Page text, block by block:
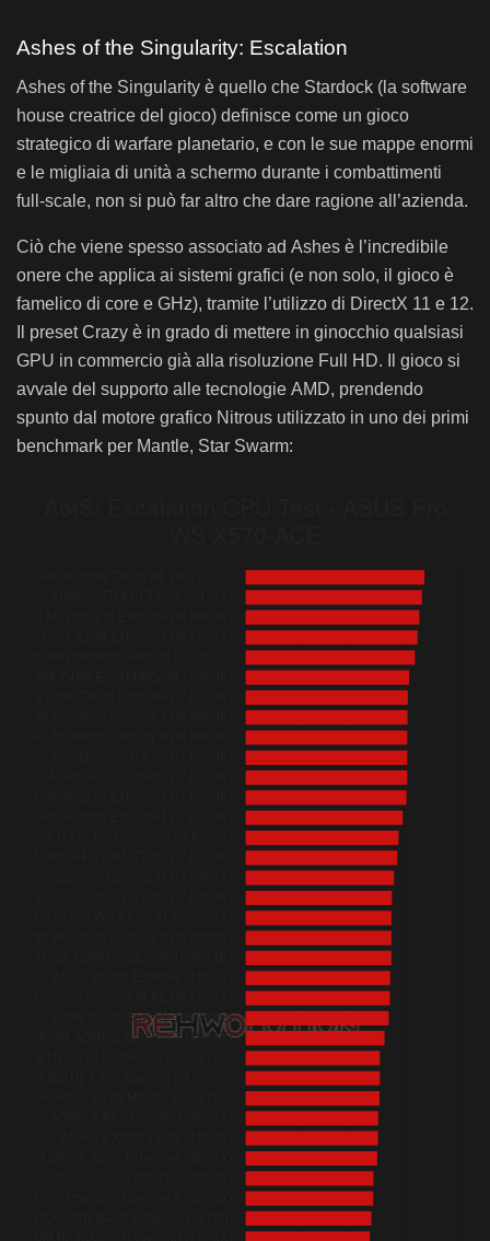
ASRock Fatal1ty X99 Professional Gaming i7 (i7 5960X)
ASRock Fatal1ty AB350 Gaming K4 (1600)
ASRock Fatal1ty AB350 Gaming K4 (1400)
ASRock X299 Killer SLI/ac (i5 7640X)
ASRock X299 Taichi (i5 7640X)
ASUS ROG STRIX Z490-E GAMING (i9 10900K)
ASRock X299 Creator (i9 10980XE)
ASRock X299 Taichi CLX (i9 10980XE)
ASRock TRX40 Taichi (3970X)
ASRock X399 Taichi (1950X)
ASRock X299 Extreme4 (i9 7920X)
ASRock Z390 Phantom Gaming 7 (i9 9900K)
ASUS ROG Maximus XI Extreme (i9 9900K)
ASRock Z390 Phantom Gaming 9 (i9 9900K)
ASRock X299 Taichi XE (i9 7920X)
ASRock X399 Phantom Gaming 6 (2950X)
ASRock X570 Extreme4 (3800X)
ASUS Pro WS X570-ACE (3700X)
ASRock X570 Phantom Gaming X (3800X)
ASRock Fatal1ty X399 Professional Gaming (1920X)
Gigabyte AORUS X370-Gaming K7 (1800X)
ASRock Fatal1ty X370 Professional Gaming (1800X)
ASRock X370 Killer SLI (1800X)
ASRock Fatal1ty X370 Gaming-ITX/ac (1800X)
ASRock Fatal1ty AB350 Gaming K4 (1800X)
ASUS ROG Strix B450-F Gaming (2700)
ASRock Z390 Extreme4 (i7 8700K)
ASRock Z390 Phantom Gaming-ITX/ac (i7 8700K)
ASRock Z390 Taichi Ultimate (i7 8700K)
ASRock Z370 Extreme4 (i7 8700K)
Ashes of the Singularity: Escalation
Ashes of the Singularity è quello che Stardock (la software
house creatrice del gioco) definisce come un gioco
strategico di warfare planetario, e con le sue mappe enormi
e le migliaia di unità a schermo durante i combattimenti
full-scale, non si può far altro che dare ragione all’azienda.
Ciò che viene spesso associato ad Ashes è l’incredibile
onere che applica ai sistemi grafici (e non solo, il gioco è
famelico di core e GHz), tramite l’utilizzo di DirectX 11 e 12.
Il preset Crazy è in grado di mettere in ginocchio qualsiasi
GPU in commercio già alla risoluzione Full HD. Il gioco si
avvale del supporto alle tecnologie AMD, prendendo
spunto dal motore grafico Nitrous utilizzato in uno dei primi
benchmark per Mantle, Star Swarm: